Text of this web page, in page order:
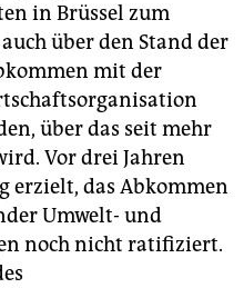
in Brüssel zum
über den Stand der
mit der
über das seit mehr
Vor drei Jahren
erzielt, das Abkommen
Umwelt- und
noch nicht ratifiziert.